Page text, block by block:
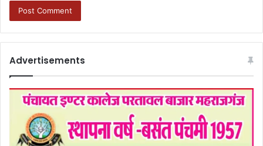
Advertisements